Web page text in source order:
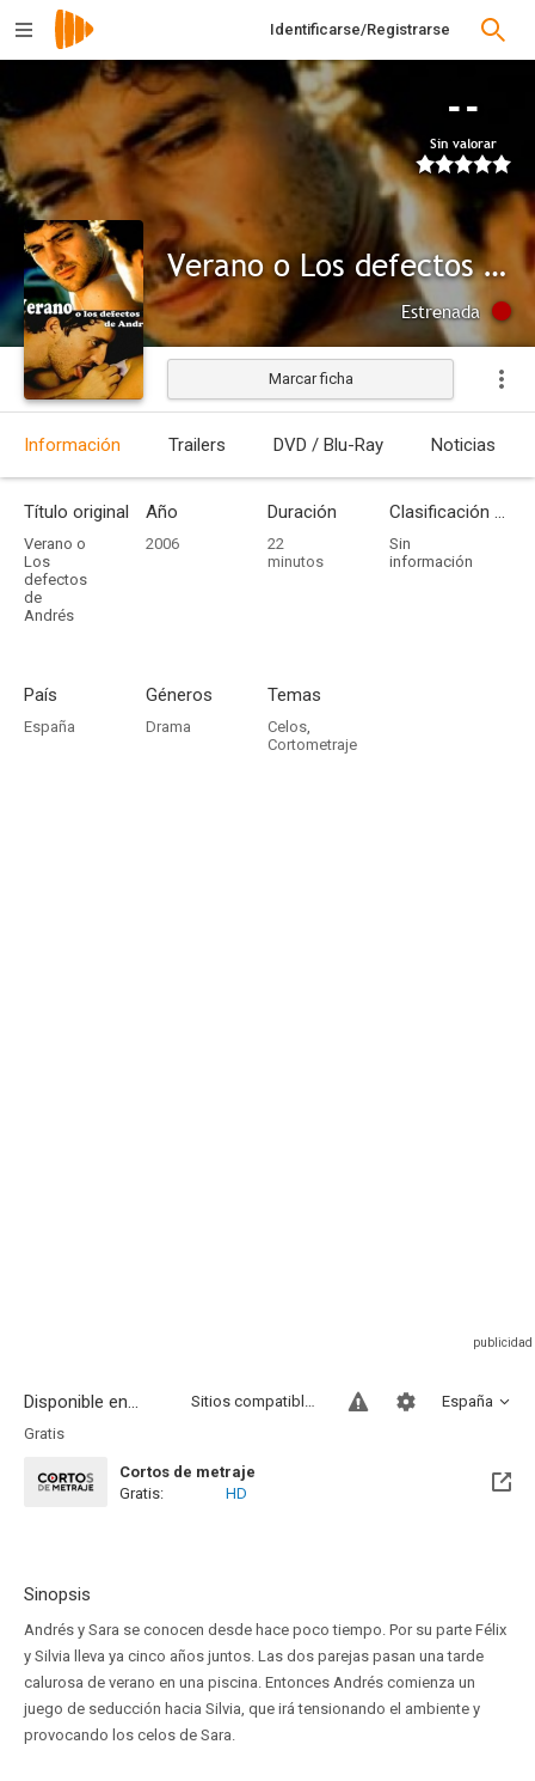
Identificarse/Registrarse
--
Sin valorar
Verano o Los defectos de Andrés
Estrenada
Marcar ficha
Información Trailers DVD / Blu-Ray Noticias
Título original
Verano o
Los
defectos
de
Andrés
Año
2006
Duración
22
minutos
Clasificación por edades
Sin
información
País
España
Géneros
Drama
Temas
Celos,
Cortometraje
Disponible en... España
Sitios compatibles
Gratis
Cortos de metraje
Gratis:
HD
Sinopsis
Andrés y Sara se conocen desde hace poco tiempo. Por su parte Félix
y Silvia lleva ya cinco años juntos. Las dos parejas pasan una tarde
calurosa de verano en una piscina. Entonces Andrés comienza un
juego de seducción hacia Silvia, que irá tensionando el ambiente y
provocando los celos de Sara.